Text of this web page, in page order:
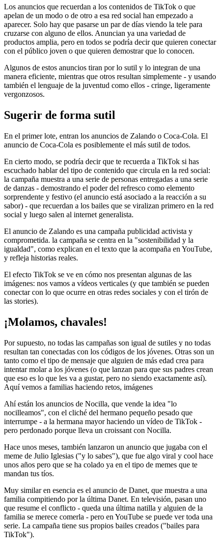
Los anuncios que recuerdan a los contenidos de TikTok o que
apelan de un modo o de otro a esa red social han empezado a
aparecer. Solo hay que pasarse un par de días viendo la tele para
cruzarse con alguno de ellos. Anuncian ya una variedad de
productos amplia, pero en todos se podría decir que quieren conectar
con el público joven o que quieren demostrar que lo conocen.
Algunos de estos anuncios tiran por lo sutil y lo integran de una
manera eficiente, mientras que otros resultan simplemente - y usando
también el lenguaje de la juventud como ellos - cringe, ligeramente
vergonzosos.
Sugerir de forma sutil
En el primer lote, entran los anuncios de Zalando o Coca-Cola. El
anuncio de Coca-Cola es posiblemente el más sutil de todos.
En cierto modo, se podría decir que te recuerda a TikTok si has
escuchado hablar del tipo de contenido que circula en la red social:
la campaña muestra a una serie de personas entregadas a una serie
de danzas - demostrando el poder del refresco como elemento
sorprendente y festivo (el anuncio está asociado a la reacción a su
sabor) - que recuerdan a los bailes que se viralizan primero en la red
social y luego salen al internet generalista.
El anuncio de Zalando es una campaña publicidad activista y
comprometida. la campaña se centra en la "sostenibilidad y la
igualdad", como explican en el texto que la acompaña en YouTube,
y refleja historias reales.
El efecto TikTok se ve en cómo nos presentan algunas de las
imágenes: nos vamos a vídeos verticales (y que también se pueden
conectar con lo que ocurre en otras redes sociales y con el tirón de
las stories).
¡Molamos, chavales!
Por supuesto, no todas las campañas son igual de sutiles y no todas
resultan tan conectadas con los códigos de los jóvenes. Otras son un
tanto como el tipo de mensaje que alguien de más edad crea para
intentar molar a los jóvenes (o que lanzan para que sus padres crean
que eso es lo que les va a gustar, pero no siendo exactamente así).
Aquí vemos a familias haciendo retos, imágenes
Ahí están los anuncios de Nocilla, que vende la idea "lo
nocilleamos", con el cliché del hermano pequeño pesado que
interrumpe - a la hermana mayor haciendo un vídeo de TikTok -
pero perdonado porque lleva un croissant con Nocilla.
Hace unos meses, también lanzaron un anuncio que jugaba con el
meme de Julio Iglesias ("y lo sabes"), que fue algo viral y cool hace
unos años pero que se ha colado ya en el tipo de memes que te
mandan tus tíos.
Muy similar en esencia es el anuncio de Danet, que muestra a una
familia compitiendo por la última Danet. En televisión, pasan uno
que resume el conflicto - queda una última natilla y alguien de la
familia se merece comerla - pero en YouTube se puede ver toda una
serie. La campaña tiene sus propios bailes creados ("bailes para
TikTok").